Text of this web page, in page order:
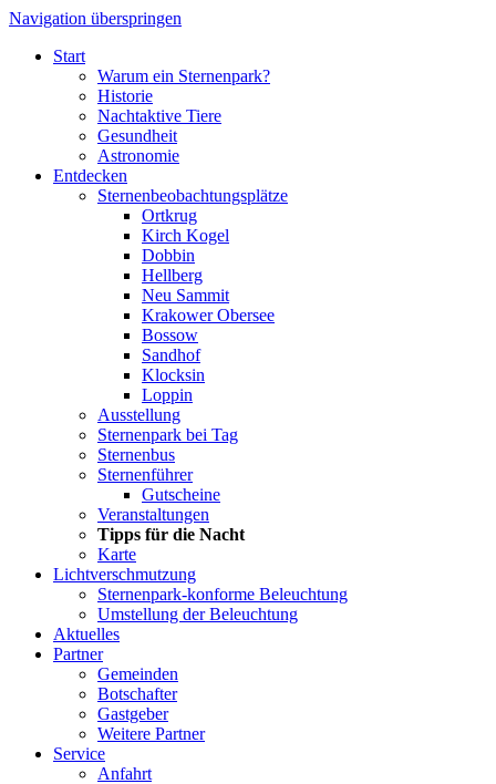
Navigation überspringen
Start
Warum ein Sternenpark?
Historie
Nachtaktive Tiere
Gesundheit
Astronomie
Entdecken
Sternenbeobachtungsplätze
Ortkrug
Kirch Kogel
Dobbin
Hellberg
Neu Sammit
Krakower Obersee
Bossow
Sandhof
Klocksin
Loppin
Ausstellung
Sternenpark bei Tag
Sternenbus
Sternenführer
Gutscheine
Veranstaltungen
Tipps für die Nacht
Karte
Lichtverschmutzung
Sternenpark-konforme Beleuchtung
Umstellung der Beleuchtung
Aktuelles
Partner
Gemeinden
Botschafter
Gastgeber
Weitere Partner
Service
Anfahrt